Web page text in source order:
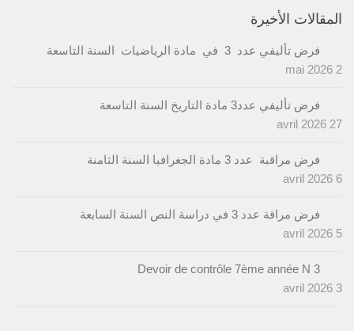
المقالات الأخيرة
فرض تأليفي عدد 3 في مادة الرياضيات السنة التاسعة
2 mai 2026
فرض تأليفي عدد3 مادة التاريخ السنة التاسعة
27 avril 2026
فرض مراقبة عدد 3 مادة الجغرافيا السنة الثامنة
6 avril 2026
فرض مراقة عدد 3 في دراسة النص السنة السابعة
5 avril 2026
Devoir de contrôle 7ème année N 3
3 avril 2026